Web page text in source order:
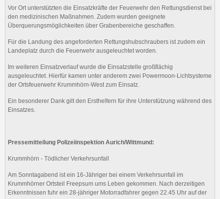
Vor Ort unterstützten die Einsatzkräfte der Feuerwehr den Rettungsdienst bei
den medizinischen Maßnahmen. Zudem wurden geeignete
Überquerungsmöglichkeiten über Grabenbereiche geschaffen.
Für die Landung des angeforderten Rettungshubschraubers ist zudem ein
Landeplatz durch die Feuerwehr ausgeleuchtet worden.
Im weiteren Einsatzverlauf wurde die Einsatzstelle großflächig
ausgeleuchtet. Hierfür kamen unter anderem zwei Powermoon-Lichtsysteme
der Ortsfeuerwehr Krummhörn-West zum Einsatz.
Ein besonderer Dank gilt den Ersthelfern für ihre Unterstützung während des
Einsatzes.
Pressemitteilung Polizeiinspektion Aurich/Wittmund:
Krummhörn - Tödlicher Verkehrsunfall
Am Sonntagabend ist ein 16-Jähriger bei einem Verkehrsunfall im
Krummhörner Ortsteil Freepsum ums Leben gekommen. Nach derzeitigen
Erkenntnissen fuhr ein 28-jähriger Motorradfahrer gegen 22.45 Uhr auf der